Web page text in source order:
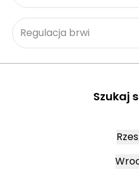
Regulacja brwi
Szukaj